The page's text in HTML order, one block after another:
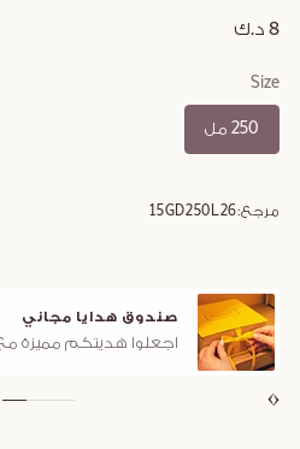
8 د.ك
Size
250 مل
مرجع:15GD250L26
صندوق هدايا مجاني
اجعلوا هديتكم مميزة